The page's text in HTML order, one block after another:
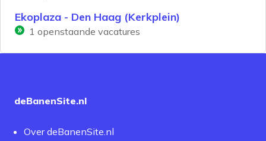
Ekoplaza - Den Haag (Kerkplein)
1 openstaande vacatures
deBanenSite.nl
Over deBanenSite.nl